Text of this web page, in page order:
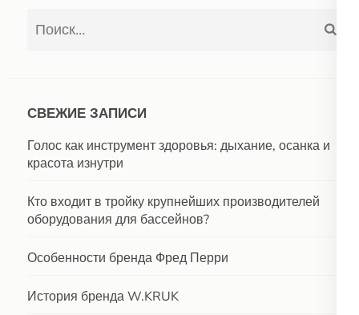
СВЕЖИЕ ЗАПИСИ
Голос как инструмент здоровья: дыхание, осанка и
красота изнутри
Кто входит в тройку крупнейших производителей
оборудования для бассейнов?
Особенности бренда Фред Перри
История бренда W.KRUK